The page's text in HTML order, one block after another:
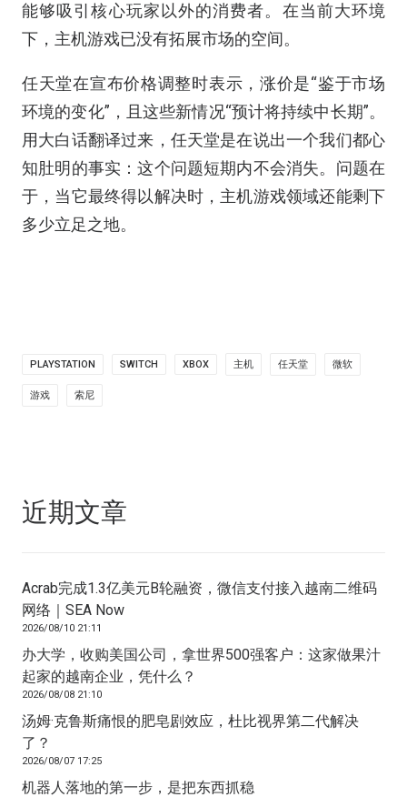
能够吸引核心玩家以外的消费者。在当前大环境
下，主机游戏已没有拓展市场的空间。
任天堂在宣布价格调整时表示，涨价是“鉴于市场
环境的变化”，且这些新情况“预计将持续中长期”。
用大白话翻译过来，任天堂是在说出一个我们都心
知肚明的事实：这个问题短期内不会消失。问题在
于，当它最终得以解决时，主机游戏领域还能剩下
多少立足之地。
PLAYSTATION SWITCH XBOX 主机 任天堂 微软
游戏 索尼
近期文章
Acrab完成1.3亿美元B轮融资，微信支付接入越南二维码
网络｜SEA Now
2026/08/10 21:11
办大学，收购美国公司，拿世界500强客户：这家做果汁
起家的越南企业，凭什么？
2026/08/08 21:10
汤姆·克鲁斯痛恨的肥皂剧效应，杜比视界第二代解决
了？
2026/08/07 17:25
机器人落地的第一步，是把东西抓稳